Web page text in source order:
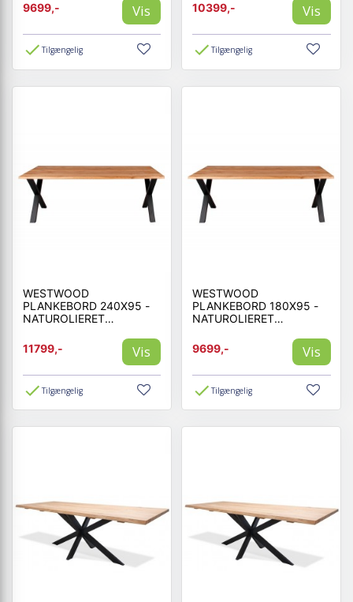
9699,-
Vis
Tilgængelig
10399,-
Vis
Tilgængelig
WESTWOOD
PLANKEBORD 240X95 -
NATUROLIERET
11799,-
Vis
Tilgængelig
WESTWOOD
PLANKEBORD 180X95 -
NATUROLIERET
9699,-
Vis
Tilgængelig